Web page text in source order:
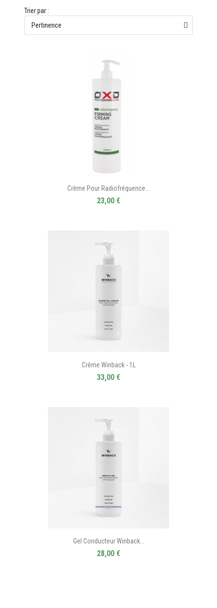
Trier par :
Crème Pour Radiofréquence...
23,00 €
Crème Winback - 1L
33,00 €
Gel Conducteur Winback...
28,00 €